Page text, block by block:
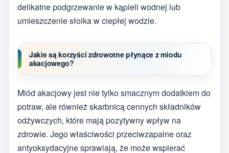
delikatne podgrzewanie w kąpieli wodnej lub
umieszczenie słoika w ciepłej wodzie.
Jakie są korzyści zdrowotne płynące z miodu
akacjowego?
Miód akacjowy jest nie tylko smacznym dodatkiem do
potraw, ale również skarbnicą cennych składników
odżywczych, które mają pozytywny wpływ na
zdrowie. Jego właściwości przeciwzapalne oraz
antyoksydacyjne sprawiają, że może wspierać